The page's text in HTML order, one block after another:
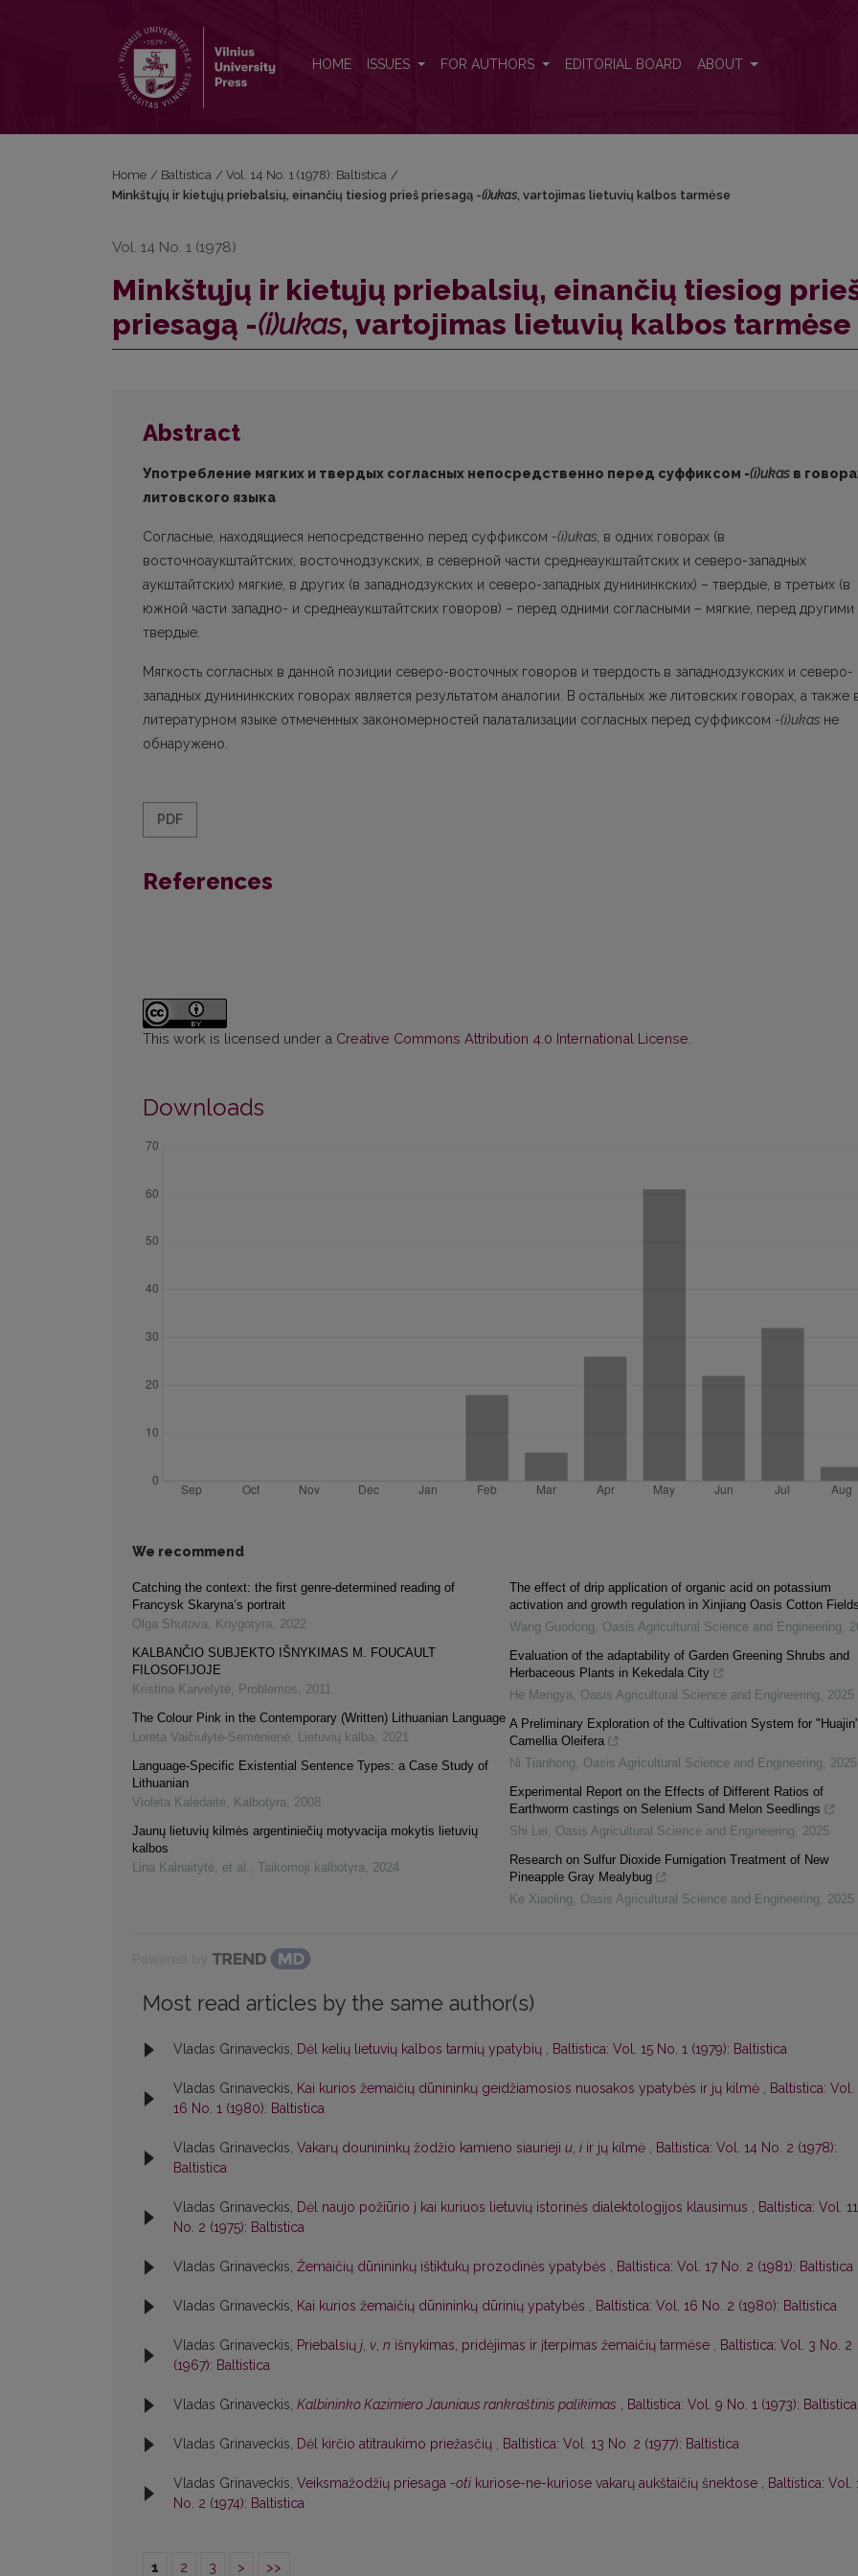
HOME ISSUES FOR AUTHORS EDITORIAL BOARD ABOUT
Home / Baltistica / Vol. 14 No. 1 (1978): Baltistica /
Minkštųjų ir kietųjų priebalsių, einančių tiesiog prieš priesagą -(i)ukas, vartojimas lietuvių kalbos tarmėse
Vol. 14 No. 1 (1978)
Minkštųjų ir kietųjų priebalsių, einančių tiesiog
priesagą -(i)ukas, vartojimas lietuvių kalbos tarmėse
Abstract
Употребление мягких и твердых согласных непосредственно перед суффиксом -(i)ukas в
литовского языка
Согласные, находящиеся непосредственно перед суффиксом -(i)ukas, в одних го­ворах (в
восточноаукштайтских, восточнодзукских, в северной части среднеаукштайтских и северо-западных
аукштайтских) мягкие, в других (в западнодзукских и северо-западных дунининкских) – твердые, в третьих (в
южной части западно- и среднеаукштайтских говоров) – перед одними согласными – мягкие, перед другими
твердые.
Мягкость согласных в данной позиции северо-восточных говоров и твердость в западнодзукских и северо-
западных дунининкских говорах является результатом аналогии. В ос­тальных же литовских говорах, а также
литературном языке отмеченных закономерностей палатализации согласных перед суффиксом -(i)ukas не
обнаружено.
PDF
References
This work is licensed under a Creative Commons Attribution 4.0 International License
Downloads
We recommend
Catching the context: the first genre-determined reading of
Francysk Skaryna’s portrait
Olga Shutova, Knygotyra, 2022
KALBANČIO SUBJEKTO IŠNYKIMAS M. FOUCAULT
FILOSOFIJOJE
Kristina Karvelytė, Problemos, 2011
The Colour Pink in the Contemporary (Written) Lithuanian Language
Loreta Vaičiulytė-Semėnienė, Lietuvių kalba, 2021
Language-Specific Existential Sentence Types: a Case Study of
Lithuanian
Violeta Kalėdaitė, Kalbotyra, 2008
Jaunų lietuvių kilmės argentiniečių motyvacija mokytis lietuvių
kalbos
Lina Kalnaitytė, et al. , Taikomoji kalbotyra, 2024
The effect of drip application of organic acid on potassium
activation and growth regulation in Xinjiang Oasis Cotton
Wang Guodong, Oasis Agricultural Science and Engineering,
Evaluation of the adaptability of Garden Greening Shrubs and
Herbaceous Plants in Kekedala City
He Mengya, Oasis Agricultural Science and Engineering, 2025
A Preliminary Exploration of the Cultivation System for
Camellia Oleifera
Ni Tianhong, Oasis Agricultural Science and Engineering, 2025
Experimental Report on the Effects of Different Ratios of
Earthworm castings on Selenium Sand Melon Seedlings
Shi Lei, Oasis Agricultural Science and Engineering, 2025
Research on Sulfur Dioxide Fumigation Treatment of New
Pineapple Gray Mealybug
Ke Xiaoling, Oasis Agricultural Science and Engineering, 2025
Most read articles by the same author(s)
Vladas Grinaveckis, Dėl kelių lietuvių kalbos tarmių ypatybių , Baltistica: Vol. 15 No. 1 (1979): Baltistica
Vladas Grinaveckis, Kai kurios žemaičių dūnininkų geidžiamosios nuosakos ypatybės ir jų kilmė , Baltistica: Vol.
16 No. 1 (1980): Baltistica
Vladas Grinaveckis, Vakarų dounininkų žodžio kamieno siaurieji u, i ir jų kilmė , Baltistica: Vol. 14 No. 2 (1978):
Baltistica
Vladas Grinaveckis, Dėl naujo požiūrio į kai kuriuos lietuvių istorinės dialektologijos klausimus , Baltistica: Vol. 11
No. 2 (1975): Baltistica
Vladas Grinaveckis, Žemaičių dūnininkų ištiktukų prozodinės ypatybės , Baltistica: Vol. 17 No. 2 (1981): Baltistica
Vladas Grinaveckis, Kai kurios žemaičių dūnininkų dūrinių ypatybės , Baltistica: Vol. 16 No. 2 (1980): Baltistica
Vladas Grinaveckis, Priebalsių j, v, n išnykimas, pridėjimas ir įterpimas žemaičių tarmėse , Baltistica: Vol. 3 No. 2
(1967): Baltistica
Vladas Grinaveckis, Kalbininko Kazimiero Jauniaus rankraštinis palikimas , Baltistica: Vol. 9 No. 1 (1973): Baltistica
Vladas Grinaveckis, Dėl kirčio atitraukimo priežasčių , Baltistica: Vol. 13 No. 2 (1977): Baltistica
Vladas Grinaveckis, Veiksmažodžių priesaga -oti kuriose-ne-kuriose vakarų aukštaičių šnektose , Baltistica: Vol.
No. 2 (1974): Baltistica
1 2 3 > >>